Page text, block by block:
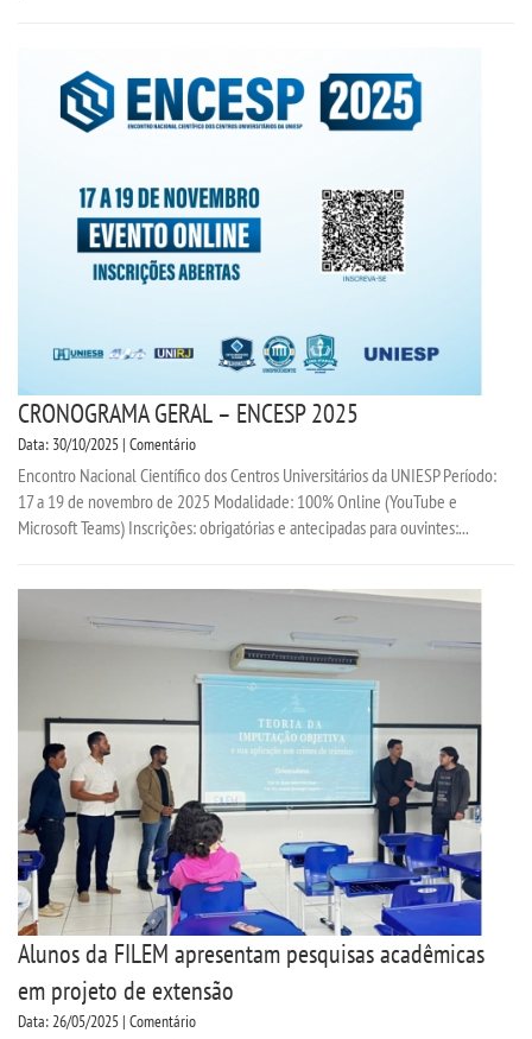
CRONOGRAMA GERAL – ENCESP 2025
Data: 30/10/2025 | Comentário
Encontro Nacional Científico dos Centros Universitários da UNIESP Período:
17 a 19 de novembro de 2025 Modalidade: 100% Online (YouTube e
Microsoft Teams) Inscrições: obrigatórias e antecipadas para ouvintes:...
Alunos da FILEM apresentam pesquisas acadêmicas
em projeto de extensão
Data: 26/05/2025 | Comentário